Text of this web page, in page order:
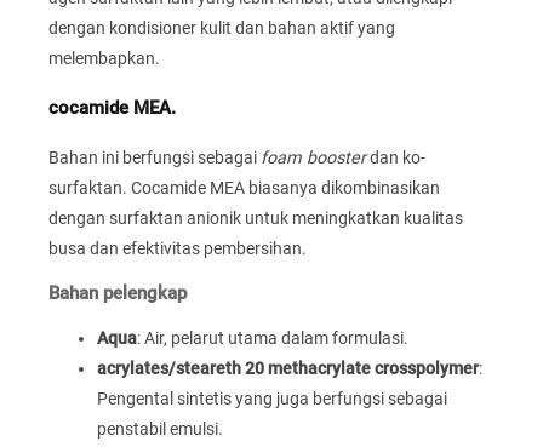
dengan kondisioner kulit dan bahan aktif yang
melembapkan.
cocamide MEA.
Bahan ini berfungsi sebagai foam boosterdan ko-
surfaktan. Cocamide MEA biasanya dikombinasikan
dengan surfaktan anionik untuk meningkatkan kualitas
busa dan efektivitas pembersihan.
Bahan pelengkap
Aqua: Air, pelarut utama dalam formulasi.
acrylates/steareth 20 methacrylate crosspolymer:
Pengental sintetis yang juga berfungsi sebagai
penstabil emulsi.